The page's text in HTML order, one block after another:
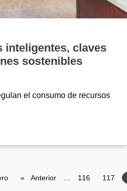
inteligentes, claves
sostenibles
el consumo de recursos
página Página anterior
Anterior Page
116 Page
117